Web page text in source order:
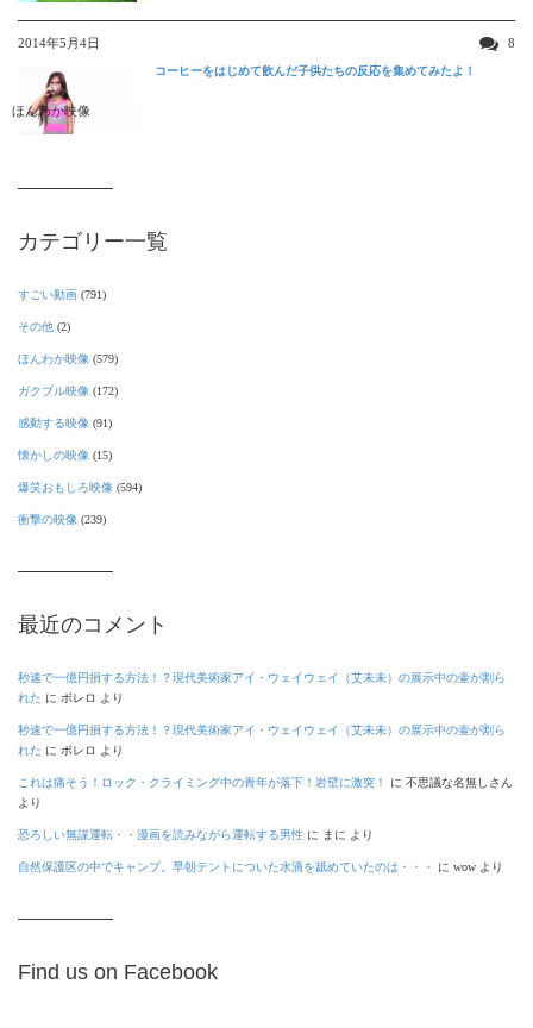
2014年5月4日 8
ほんわか映像
コーヒーをはじめて飲んだ子供たちの反応を集めてみたよ！
カテゴリー一覧
すごい動画 (791)
その他 (2)
ほんわか映像 (579)
ガクブル映像 (172)
感動する映像 (91)
懐かしの映像 (15)
爆笑おもしろ映像 (594)
衝撃の映像 (239)
最近のコメント
秒速で一億円損する方法！？現代美術家アイ・ウェイウェイ（艾未未）の展示中の壷が割ら
れた に ボレロ より
秒速で一億円損する方法！？現代美術家アイ・ウェイウェイ（艾未未）の展示中の壷が割ら
れた に ボレロ より
これは痛そう！ロック・クライミング中の青年が落下！岩壁に激突！ に 不思議な名無しさん
より
恐ろしい無謀運転・・漫画を読みながら運転する男性 に まに より
自然保護区の中でキャンプ。早朝テントについた水滴を舐めていたのは・・・ に wow より
Find us on Facebook